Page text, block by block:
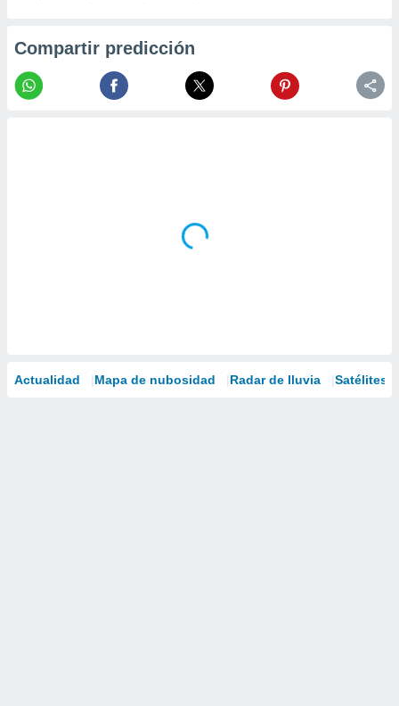
Compartir predicción
Actualidad Mapa de nubosidad Radar de lluvia Satélites